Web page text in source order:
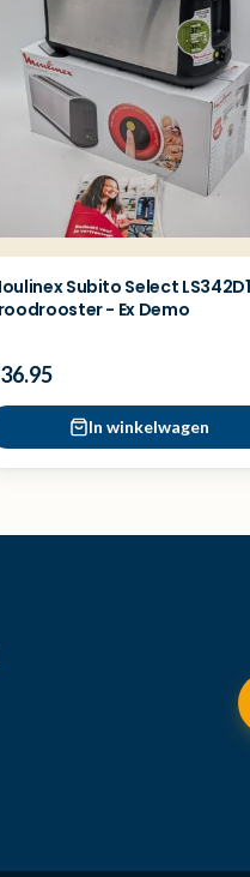
Subito Select
- Ex Demo
In winkelwagen